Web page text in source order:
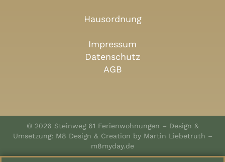
Hausordnung
Impressum
Datenschutz
AGB
© 2026 Steinweg 61 Ferienwohnungen – Design &
Umsetzung: M8 Design & Creation by Martin Liebetruth –
m8myday.de